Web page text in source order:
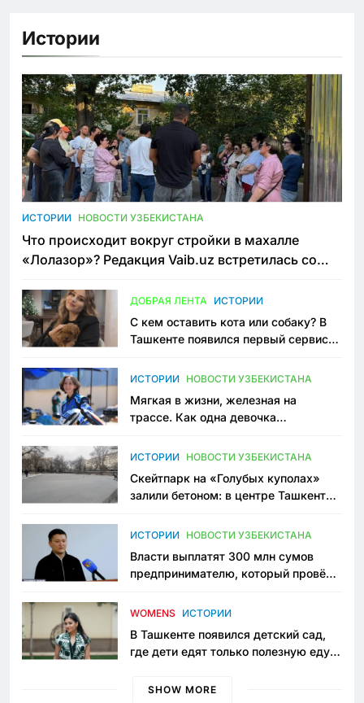
Истории
ИСТОРИИ НОВОСТИ УЗБЕКИСТАНА
Что происходит вокруг стройки в махалле
«Лолазор»? Редакция Vaib.uz встретилась со
ДОБРАЯ ЛЕНТА ИСТОРИИ
С кем оставить кота или собаку? В
Ташкенте появился первый сервис
ИСТОРИИ НОВОСТИ УЗБЕКИСТАНА
Мягкая в жизни, железная на
трассе. Как одна девочка
Узбекистане
ИСТОРИИ НОВОСТИ УЗБЕКИСТАНА
Скейтпарк на «Голубых куполах»
залили бетоном: в центре Ташкента
пространство
ИСТОРИИ НОВОСТИ УЗБЕКИСТАНА
Власти выплатят 300 млн сумов
предпринимателю, который провёл
приговору
WOMENS ИСТОРИИ
В Ташкенте появился детский сад,
где дети едят только полезную еду.
просить «кашу без сахара»
SHOW MORE